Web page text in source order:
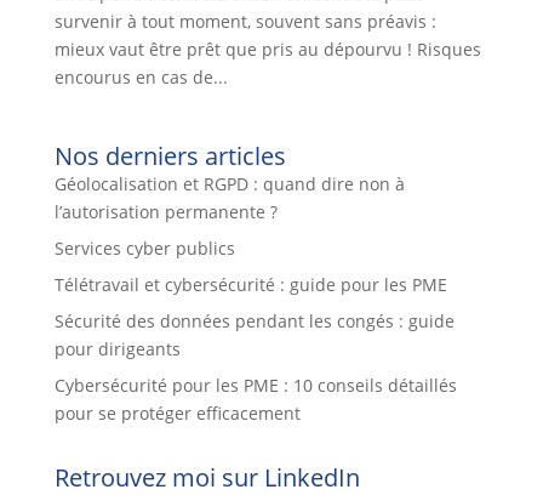
survenir à tout moment, souvent sans préavis :
mieux vaut être prêt que pris au dépourvu ! Risques
encourus en cas de...
Nos derniers articles
Géolocalisation et RGPD : quand dire non à
l’autorisation permanente ?
Services cyber publics
Télétravail et cybersécurité : guide pour les PME
Sécurité des données pendant les congés : guide
pour dirigeants
Cybersécurité pour les PME : 10 conseils détaillés
pour se protéger efficacement
Retrouvez moi sur LinkedIn